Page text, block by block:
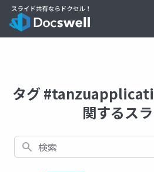
タグ
関するス
検索